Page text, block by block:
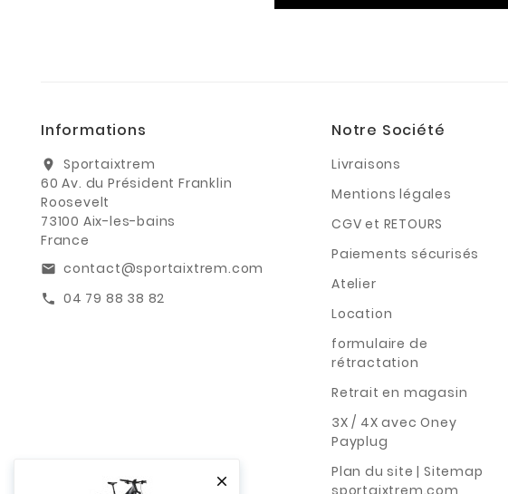

Informations
location_on
Sportaixtrem
60 Av. du Président Franklin
Roosevelt
73100 Aix-les-bains
France
email contact@sportaixtrem.com
call 04 79 88 38 82
Notre Société
Livraisons
Mentions légales
CGV et RETOURS
Paiements sécurisés
Atelier
Location
formulaire de
rétractation
Retrait en magasin
3X / 4X avec Oney
Payplug
Plan du site | Sitemap
sportaixtrem.com,